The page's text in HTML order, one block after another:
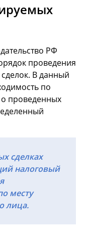
РФ
проведения
В данный
по
проведенных
сделках
налоговый
месту
лица.